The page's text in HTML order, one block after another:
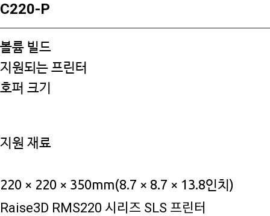
C220-P
볼륨 빌드
지원되는 프린터
호퍼 크기
지원 재료
220 × 220 × 350mm(8.7 × 8.7 × 13.8인치)
Raise3D RMS220 시리즈 SLS 프린터